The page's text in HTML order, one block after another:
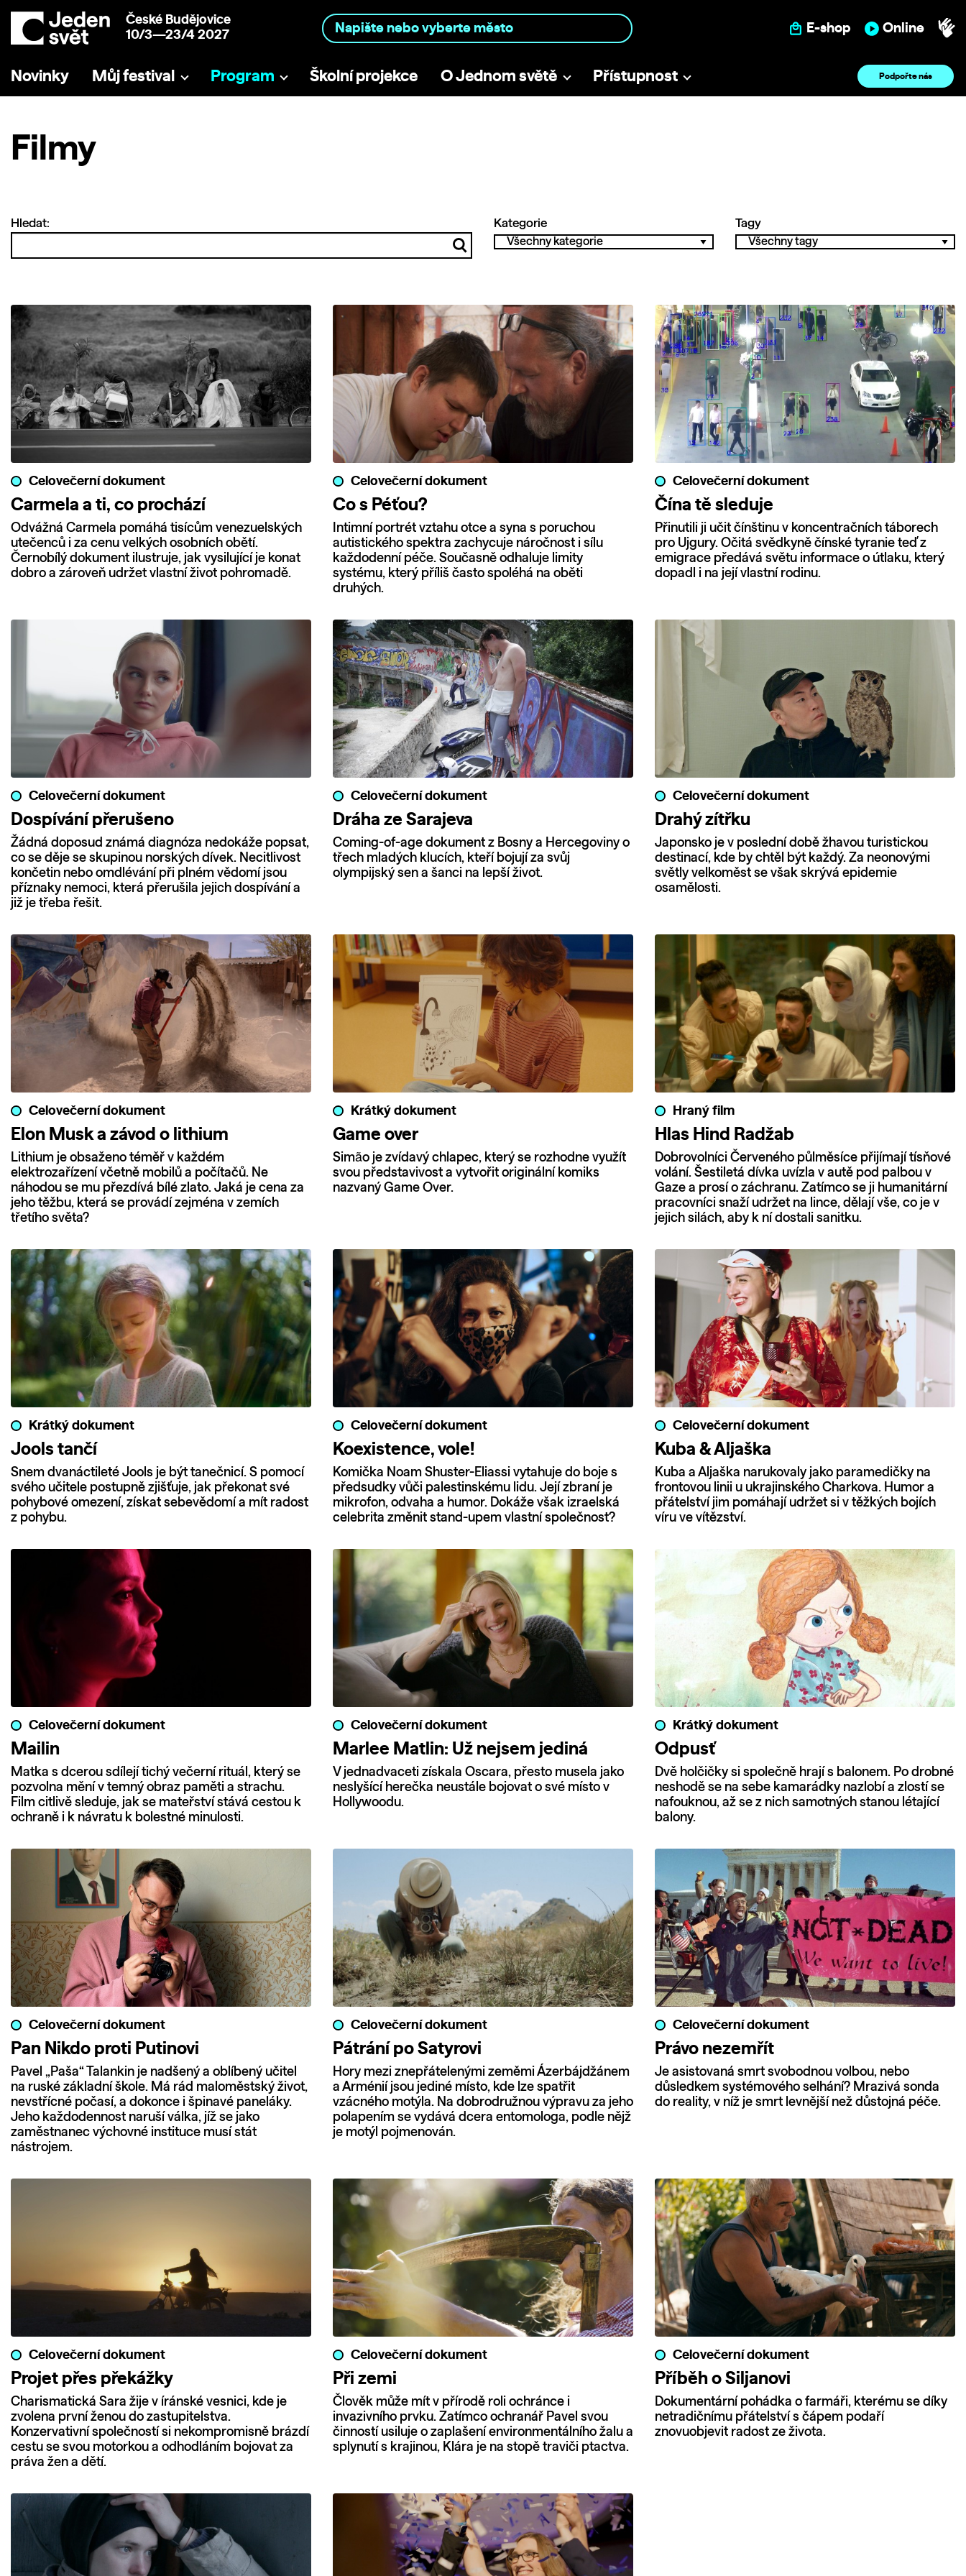
České Budějovice
10/3—23/4 2027
E-shop Online
Novinky Můj festival Program Školní projekce O Jednom světě Přístupnost Podpořte nás
Filmy
Hledat: Kategorie Tagy
Celovečerní dokument
Carmela a ti, co prochází
Odvážná Carmela pomáhá tisícům venezuelských
utečenců i za cenu velkých osobních obětí.
Černobílý dokument ilustruje, jak vysilující je konat
dobro a zároveň udržet vlastní život pohromadě.
Celovečerní dokument
Co s Péťou?
Intimní portrét vztahu otce a syna s poruchou
autistického spektra zachycuje náročnost i sílu
každodenní péče. Současně odhaluje limity
systému, který příliš často spoléhá na oběti
druhých.
Celovečerní dokument
Čína tě sleduje
Přinutili ji učit čínštinu v koncentračních táborech
pro Ujgury. Očitá svědkyně čínské tyranie teď z
emigrace předává světu informace o útlaku, který
dopadl i na její vlastní rodinu.
Celovečerní dokument
Dospívání přerušeno
Žádná doposud známá diagnóza nedokáže popsat,
co se děje se skupinou norských dívek. Necitlivost
končetin nebo omdlévání při plném vědomí jsou
příznaky nemoci, která přerušila jejich dospívání a
již je třeba řešit.
Celovečerní dokument
Dráha ze Sarajeva
Coming-of-age dokument z Bosny a Hercegoviny o
třech mladých klucích, kteří bojují za svůj
olympijský sen a šanci na lepší život.
Celovečerní dokument
Drahý zítřku
Japonsko je v poslední době žhavou turistickou
destinací, kde by chtěl být každý. Za neonovými
světly velkoměst se však skrývá epidemie
osamělosti.
Celovečerní dokument
Elon Musk a závod o lithium
Lithium je obsaženo téměř v každém
elektrozařízení včetně mobilů a počítačů. Ne
náhodou se mu přezdívá bílé zlato. Jaká je cena za
jeho těžbu, která se provádí zejména v zemích
třetího světa?
Krátký dokument
Game over
Simão je zvídavý chlapec, který se rozhodne využít
svou představivost a vytvořit originální komiks
nazvaný Game Over.
Hraný film
Hlas Hind Radžab
Dobrovolníci Červeného půlměsíce přijímají tísňové
volání. Šestiletá dívka uvízla v autě pod palbou v
Gaze a prosí o záchranu. Zatímco se ji humanitární
pracovníci snaží udržet na lince, dělají vše, co je v
jejich silách, aby k ní dostali sanitku.
Krátký dokument
Jools tančí
Snem dvanáctileté Jools je být tanečnicí. S pomocí
svého učitele postupně zjišťuje, jak překonat své
pohybové omezení, získat sebevědomí a mít radost
z pohybu.
Celovečerní dokument
Koexistence, vole!
Komička Noam Shuster-Eliassi vytahuje do boje s
předsudky vůči palestinskému lidu. Její zbraní je
mikrofon, odvaha a humor. Dokáže však izraelská
celebrita změnit stand-upem vlastní společnost?
Celovečerní dokument
Kuba & Aljaška
Kuba a Aljaška narukovaly jako paramedičky na
frontovou linii u ukrajinského Charkova. Humor a
přátelství jim pomáhají udržet si v těžkých bojích
víru ve vítězství.
Celovečerní dokument
Mailin
Matka s dcerou sdílejí tichý večerní rituál, který se
pozvolna mění v temný obraz paměti a strachu.
Film citlivě sleduje, jak se mateřství stává cestou k
ochraně i k návratu k bolestné minulosti.
Celovečerní dokument
Marlee Matlin: Už nejsem jediná
V jednadvaceti získala Oscara, přesto musela jako
neslyšící herečka neustále bojovat o své místo v
Hollywoodu.
Krátký dokument
Odpusť
Dvě holčičky si společně hrají s balonem. Po drobné
neshodě se na sebe kamarádky nazlobí a zlostí se
nafouknou, až se z nich samotných stanou létající
balony.
Celovečerní dokument
Pan Nikdo proti Putinovi
Pavel „Paša“ Talankin je nadšený a oblíbený učitel
na ruské základní škole. Má rád maloměstský život,
nevstřícné počasí, a dokonce i špinavé paneláky.
Jeho každodennost naruší válka, jíž se jako
zaměstnanec výchovné instituce musí stát
nástrojem.
Celovečerní dokument
Pátrání po Satyrovi
Hory mezi znepřátelenými zeměmi Ázerbájdžánem
a Arménií jsou jediné místo, kde lze spatřit
vzácného motýla. Na dobrodružnou výpravu za jeho
polapením se vydává dcera entomologa, podle nějž
je motýl pojmenován.
Celovečerní dokument
Právo nezemřít
Je asistovaná smrt svobodnou volbou, nebo
důsledkem systémového selhání? Mrazivá sonda
do reality, v níž je smrt levnější než důstojná péče.
Celovečerní dokument
Projet přes překážky
Charismatická Sara žije v íránské vesnici, kde je
zvolena první ženou do zastupitelstva.
Konzervativní společností si nekompromisně brázdí
cestu se svou motorkou a odhodláním bojovat za
práva žen a dětí.
Celovečerní dokument
Při zemi
Člověk může mít v přírodě roli ochránce i
invazivního prvku. Zatímco ochranář Pavel svou
činností usiluje o zaplašení environmentálního žalu a
splynutí s krajinou, Klára je na stopě traviči ptactva.
Celovečerní dokument
Příběh o Siljanovi
Dokumentární pohádka o farmáři, kterému se díky
netradičnímu přátelství s čápem podaří
znovuobjevit radost ze života.